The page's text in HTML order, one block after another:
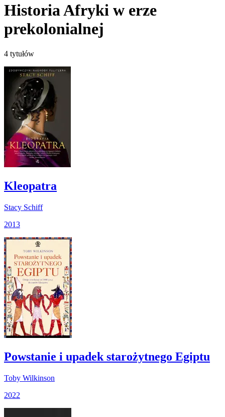
Historia Afryki w erze
prekolonialnej
4 tytułów
Kleopatra
Stacy Schiff
2013
Powstanie i upadek starożytnego Egiptu
Toby Wilkinson
2022